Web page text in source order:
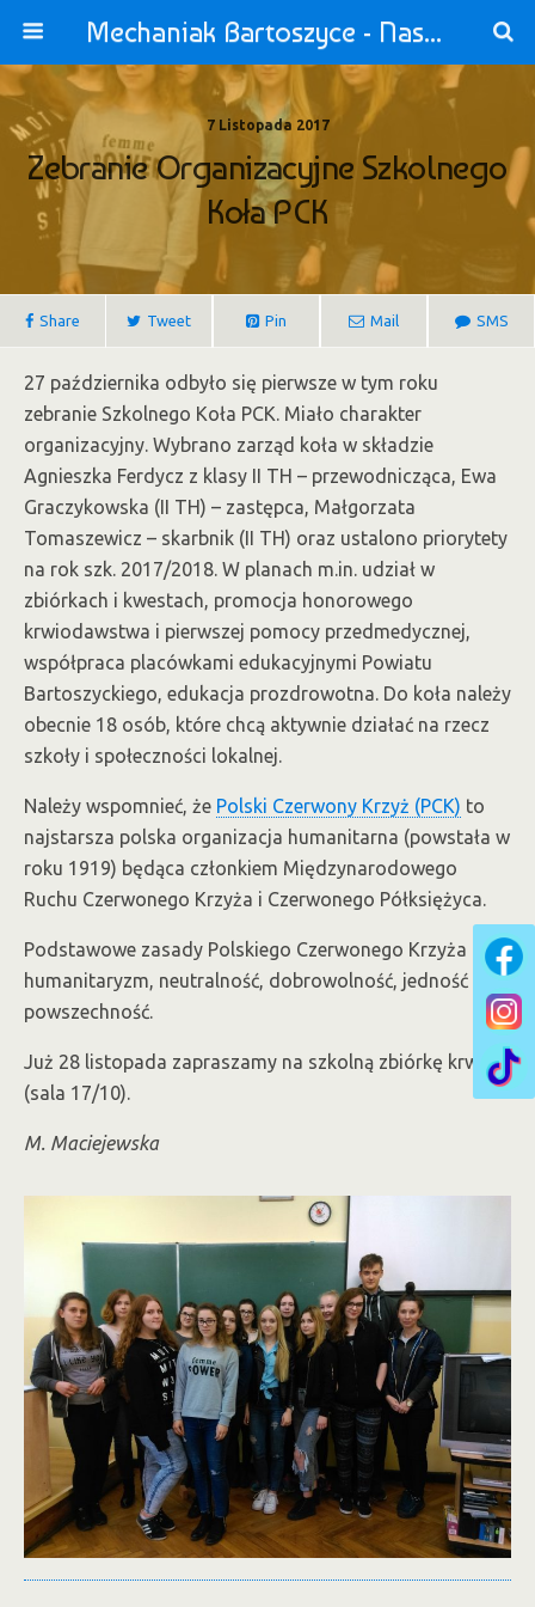
Mechaniak Bartoszyce - Nasza Szkoła jest OK!
7 Listopada 2017
Zebranie Organizacyjne Szkolnego
Koła PCK
Share Tweet Pin Mail SMS
27 października odbyło się pierwsze w tym roku
zebranie Szkolnego Koła PCK. Miało charakter
organizacyjny. Wybrano zarząd koła w składzie
Agnieszka Ferdycz z klasy II TH – przewodnicząca, Ewa
Graczykowska (II TH) – zastępca, Małgorzata
Tomaszewicz – skarbnik (II TH) oraz ustalono priorytety
na rok szk. 2017/2018. W planach m.in. udział w
zbiórkach i kwestach, promocja honorowego
krwiodawstwa i pierwszej pomocy przedmedycznej,
współpraca placówkami edukacyjnymi Powiatu
Bartoszyckiego, edukacja prozdrowotna. Do koła należy
obecnie 18 osób, które chcą aktywnie działać na rzecz
szkoły i społeczności lokalnej.
Należy wspomnieć, że Polski Czerwony Krzyż (PCK) to
najstarsza polska organizacja humanitarna (powstała w
roku 1919) będąca członkiem Międzynarodowego
Ruchu Czerwonego Krzyża i Czerwonego Półksiężyca.
Podstawowe zasady Polskiego Czerwonego Krzyża to:
humanitaryzm, neutralność, dobrowolność, jedność i
powszechność.
Już 28 listopada zapraszamy na szkolną zbiórkę krwi!
(sala 17/10).
M. Maciejewska